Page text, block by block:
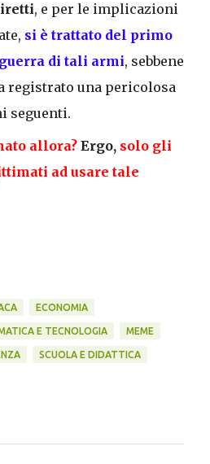
, e per le implicazioni
si è trattato del primo
di tali armi, sebbene
registrato una pericolosa
seguenti.
allora? Ergo, solo gli
ad usare tale
ECONOMIA
E TECNOLOGIA MEME
SCUOLA E DIDATTICA